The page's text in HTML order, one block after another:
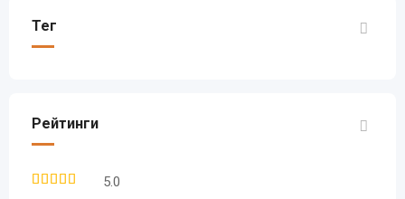
Тег
Рейтинги
5.0